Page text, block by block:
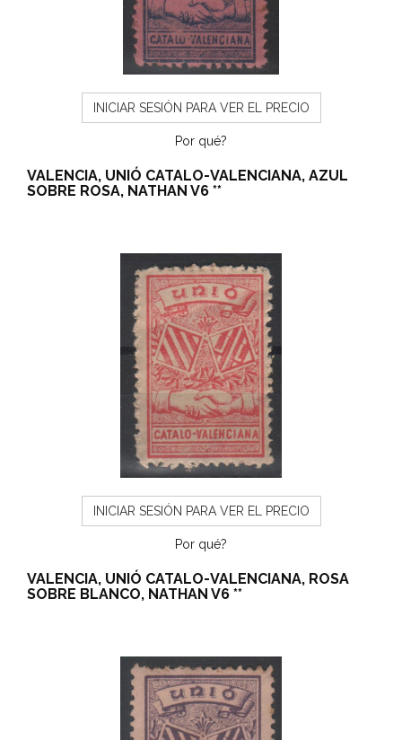
INICIAR SESIÓN PARA VER EL PRECIO
Por qué?
VALENCIA, UNIÓ CATALO-VALENCIANA, AZUL
SOBRE ROSA, NATHAN V6 **
INICIAR SESIÓN PARA VER EL PRECIO
Por qué?
VALENCIA, UNIÓ CATALO-VALENCIANA, ROSA
SOBRE BLANCO, NATHAN V6 **